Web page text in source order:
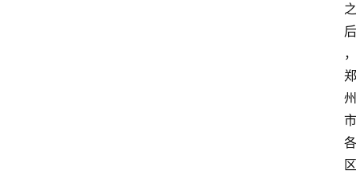
之
后
，
郑
州
市
各
区